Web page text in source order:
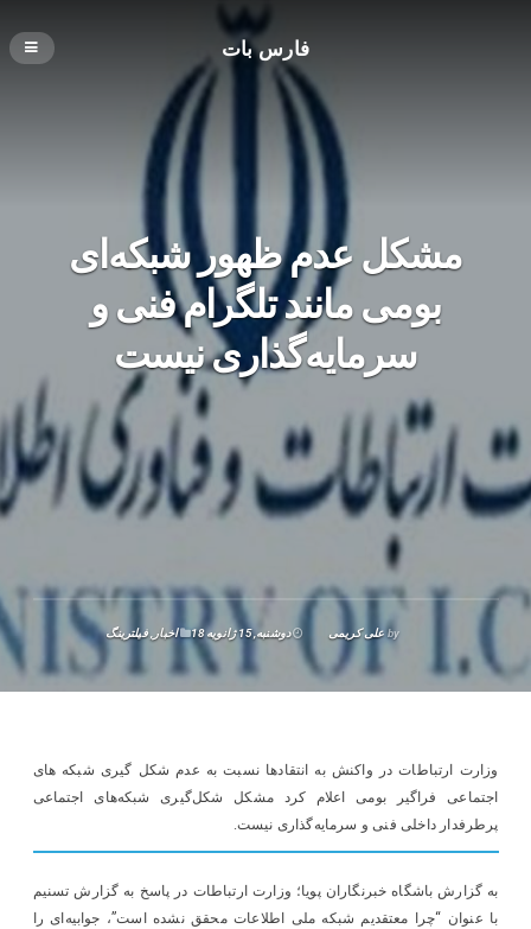
فارس بات
مشکل عدم ظهور شبکه‌ای
بومی مانند تلگرام فنی و
سرمایه‌گذاری نیست
by علی کریمی دوشنبه, 15 ژانویه 18 اخبار ,فیلترینگ
وزارت ارتباطات در واکنش به انتقادها نسبت به عدم شکل گیری شبکه های
اجتماعی فراگیر بومی اعلام کرد مشکل شکل‌گیری شبکه‌های اجتماعی
پرطرفدار داخلی فنی و سرمایه‌گذاری نیست.
به گزارش باشگاه خبرنگاران پویا؛ وزارت ارتباطات در پاسخ به گزارش تسنیم
با عنوان “چرا معتقدیم شبکه ملی اطلاعات محقق نشده است”، جوابیه‌ای را